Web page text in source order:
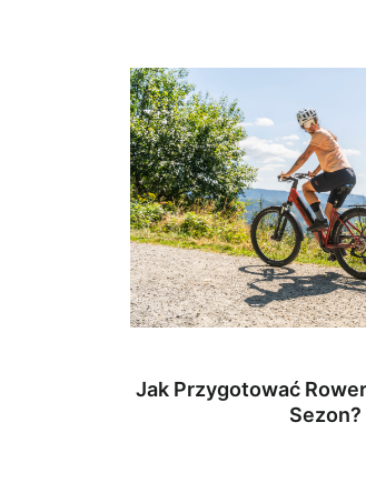
Jak Przygotować
Sezon?